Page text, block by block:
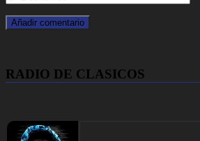
RADIO DE CLASICOS